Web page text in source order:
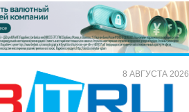
8 АВГУСТА 2026